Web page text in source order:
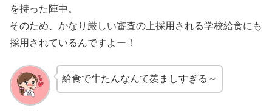
を持った陣中。
そのため、かなり厳しい審査の上採用される学校給食にも
採用されているんですよー！
給食で牛たんなんて羨ましすぎる～